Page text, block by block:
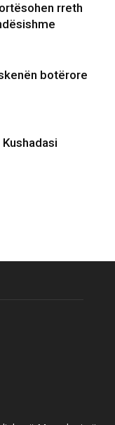
rreth
botërore